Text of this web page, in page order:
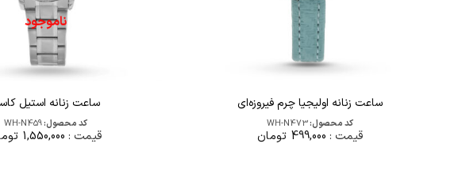
ساعت زنانه اولیجیا چرم فیروزه‌ای
کد محصول:WH-N473
قیمت : 499,000 تومان
ناموجود
ساعت زنانه استیل
کد محصول:WH-N459
قیمت : 1,550,000